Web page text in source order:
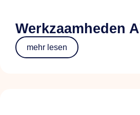
Werkzaamheden
mehr lesen